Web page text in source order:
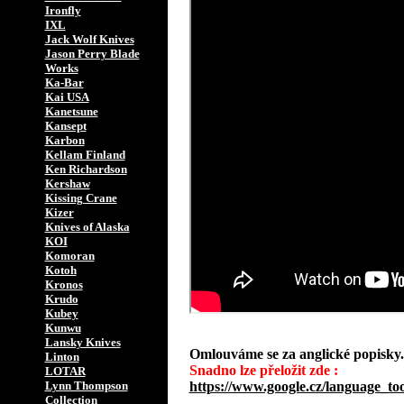
Ironfly
IXL
Jack Wolf Knives
Jason Perry Blade
Works
Ka-Bar
Kai USA
Kanetsune
Kansept
Karbon
Kellam Finland
Ken Richardson
Kershaw
Kissing Crane
Kizer
Knives of Alaska
KOI
Komoran
Kotoh
Kronos
Krudo
Kubey
Kunwu
Lansky Knives
Linton
LOTAR
Lynn Thompson
Collection
Omlouváme se za anglické popisky.
Snadno lze přeložit zde :
https://www.google.cz/